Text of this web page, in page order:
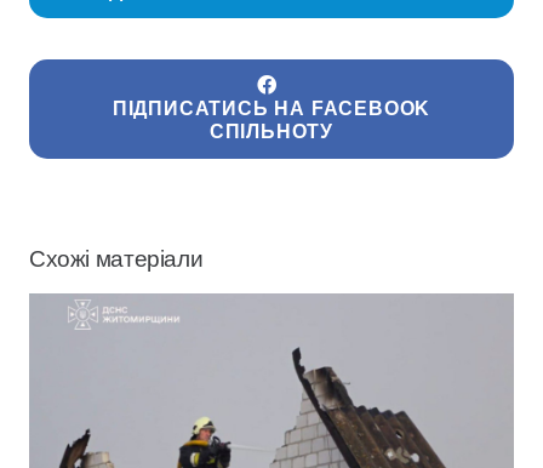
ПІДПИСАТИСЬ НА FACEBOOK
СПІЛЬНОТУ
Схожі матеріали